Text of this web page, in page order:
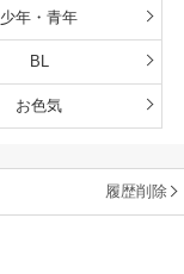
少年・青年
BL
お色気
履歴削除